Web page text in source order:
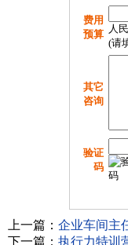
费用
预算 人
(请
其它
咨询
验证
码
上一篇： 企业车间主
下一篇： 执行力特